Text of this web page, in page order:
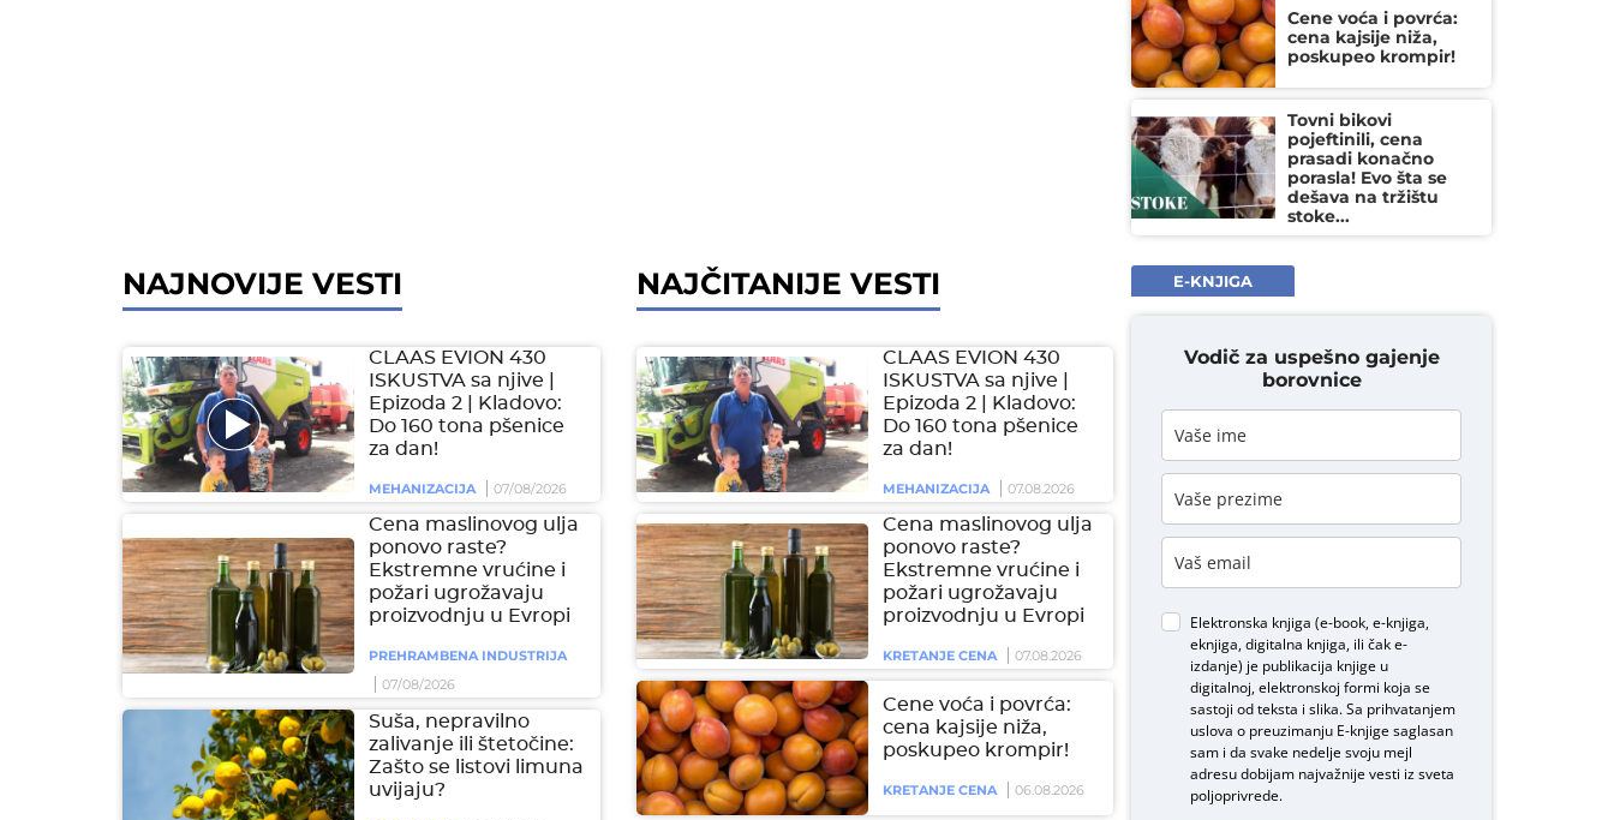
Cene voća i povrća:
cena kajsije niža,
poskupeo krompir!
Tovni bikovi
pojeftinili, cena
prasadi konačno
porasla! Evo šta se
dešava na tržištu
stoke...
NAJNOVIJE VESTI
CLAAS EVION 430
ISKUSTVA sa njive |
Epizoda 2 | Kladovo:
Do 160 tona pšenice
za dan!
MEHANIZACIJA 07/08/2026
Cena maslinovog ulja
ponovo raste?
Ekstremne vrućine i
požari ugrožavaju
proizvodnju u Evropi
PREHRAMBENA INDUSTRIJA
07/08/2026
Suša, nepravilno
zalivanje ili štetočine:
Zašto se listovi limuna
uvijaju?
NAJČITANIJE VESTI
CLAAS EVION 430
ISKUSTVA sa njive |
Epizoda 2 | Kladovo:
Do 160 tona pšenice
za dan!
MEHANIZACIJA 07.08.2026
Cena maslinovog ulja
ponovo raste?
Ekstremne vrućine i
požari ugrožavaju
proizvodnju u Evropi
KRETANJE CENA 07.08.2026
Cene voća i povrća:
cena kajsije niža,
poskupeo krompir!
KRETANJE CENA 06.08.2026
E-KNJIGA
Vodič za uspešno gajenje
borovnice
Elektronska knjiga (e-book, e-knjiga,
eknjiga, digitalna knjiga, ili čak e-
izdanje) je publikacija knjige u
digitalnoj, elektronskoj formi koja se
sastoji od teksta i slika. Sa prihvatanjem
uslova o preuzimanju E-knjigesaglasan
sam i da svake nedelje svoju mejl
adresu dobijam najvažnije vesti iz sveta
poljoprivrede.